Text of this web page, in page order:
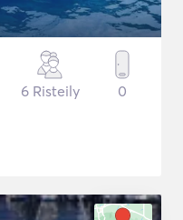
6 Risteily 0